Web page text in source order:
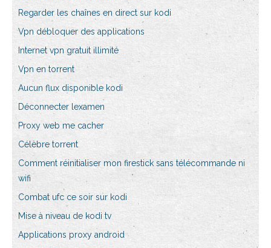
Regarder les chaînes en direct sur kodi
Vpn débloquer des applications
Internet vpn gratuit illimité
Vpn en torrent
Aucun flux disponible kodi
Déconnecter lexamen
Proxy web me cacher
Célèbre torrent
Comment réinitialiser mon firestick sans télécommande ni
wifi
Combat ufc ce soir sur kodi
Mise à niveau de kodi tv
Applications proxy android